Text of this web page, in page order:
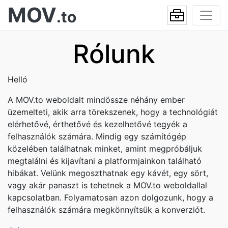
MOV.to
Rólunk
Helló
A MOV.to weboldalt mindössze néhány ember
üzemelteti, akik arra törekszenek, hogy a technológiát
elérhetővé, érthetővé és kezelhetővé tegyék a
felhasználók számára. Mindig egy számítógép
közelében találhatnak minket, amint megpróbáljuk
megtalálni és kijavítani a platformjainkon található
hibákat. Velünk megoszthatnak egy kávét, egy sört,
vagy akár panaszt is tehetnek a MOV.to weboldallal
kapcsolatban. Folyamatosan azon dolgozunk, hogy a
felhasználók számára megkönnyítsük a konverziót.